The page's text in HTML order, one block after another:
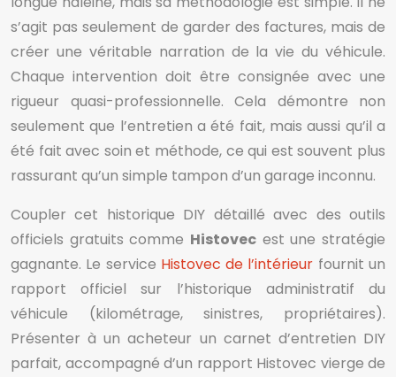
s’agit pas seulement de garder des factures, mais de
créer une véritable narration de la vie du véhicule.
Chaque intervention doit être consignée avec une
rigueur quasi-professionnelle. Cela démontre non
seulement que l’entretien a été fait, mais aussi qu’il a
été fait avec soin et méthode, ce qui est souvent plus
rassurant qu’un simple tampon d’un garage inconnu.
Coupler cet historique DIY détaillé avec des outils
officiels gratuits comme Histovec est une stratégie
gagnante. Le service Histovec de l’intérieur fournit un
rapport officiel sur l’historique administratif du
véhicule (kilométrage, sinistres, propriétaires).
Présenter à un acheteur un carnet d’entretien DIY
parfait, accompagné d’un rapport Histovec vierge de